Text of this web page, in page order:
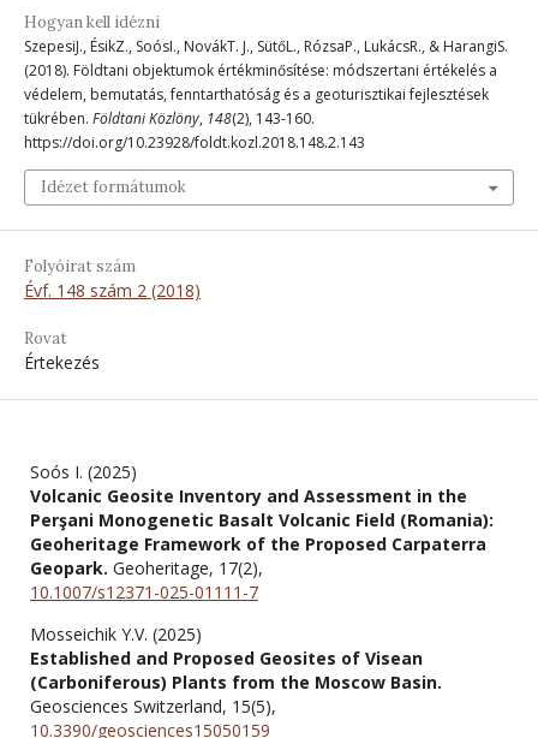
Hogyan kell idézni
SzepesiJ., ÉsikZ., SoósI., NovákT. J., SütőL., RózsaP., LukácsR., & HarangiS.
(2018). Földtani objektumok értékminősítése: módszertani értékelés a
védelem, bemutatás, fenntarthatóság és a geoturisztikai fejlesztések
tükrében. Földtani Közlöny, 148(2), 143-160.
https://doi.org/10.23928/foldt.kozl.2018.148.2.143
Idézet formátumok
Folyóirat szám
Évf. 148 szám 2 (2018)
Rovat
Értekezés
Soós I. (2025)
Volcanic Geosite Inventory and Assessment in the
Perşani Monogenetic Basalt Volcanic Field (Romania):
Geoheritage Framework of the Proposed Carpaterra
Geopark. Geoheritage, 17(2),
10.1007/s12371-025-01111-7
Mosseichik Y.V. (2025)
Established and Proposed Geosites of Visean
(Carboniferous) Plants from the Moscow Basin.
Geosciences Switzerland, 15(5),
10.3390/geosciences15050159